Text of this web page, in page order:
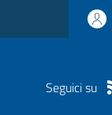
Seguici su